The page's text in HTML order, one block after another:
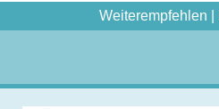
Weiterempfehlen